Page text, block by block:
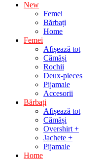
New
Femei
Bărbați
Home
Femei
Afișează tot
Cămăși
Rochii
Deux-pieces
Pijamale
Accesorii
Bărbați
Afișează tot
Cămăși
Overshirt +
Jachete +
Pijamale
Home